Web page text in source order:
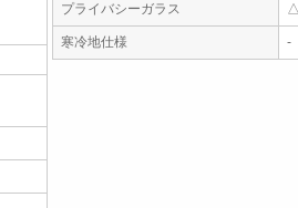
プライバシーガラス
寒冷地仕様 -